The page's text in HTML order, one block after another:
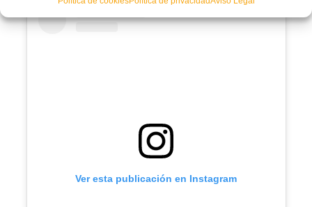
Ver esta publicación en Instagram